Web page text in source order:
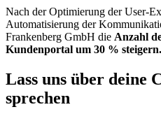
Nach der Optimierung der User-
Automatisierung der
Frankenberg GmbH die Anzahl
Kundenportal um 30 % steigern.
Lass uns über deine
sprechen